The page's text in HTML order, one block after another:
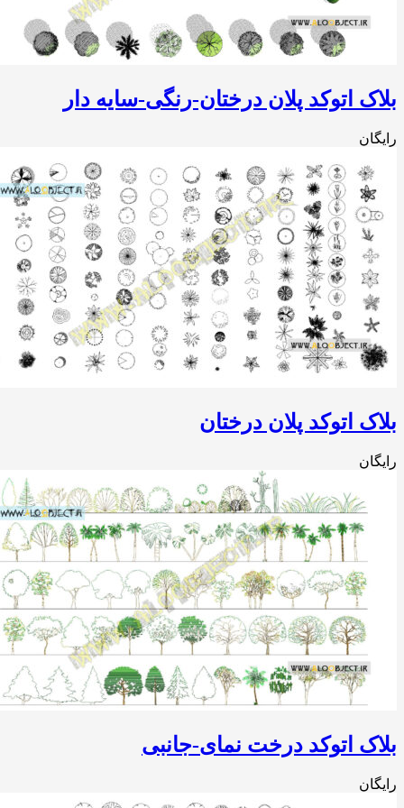
اتوکد پلان درختان-رنگی-سایه دار
اتوکد پلان درختان
اتوکد درخت نمای-جانبی